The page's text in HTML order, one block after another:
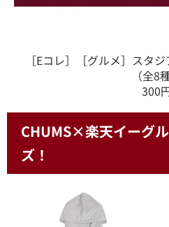
［Eコレ］［グルメ］スタ
（全8
300
CHUMS×楽天イーグ
ズ！